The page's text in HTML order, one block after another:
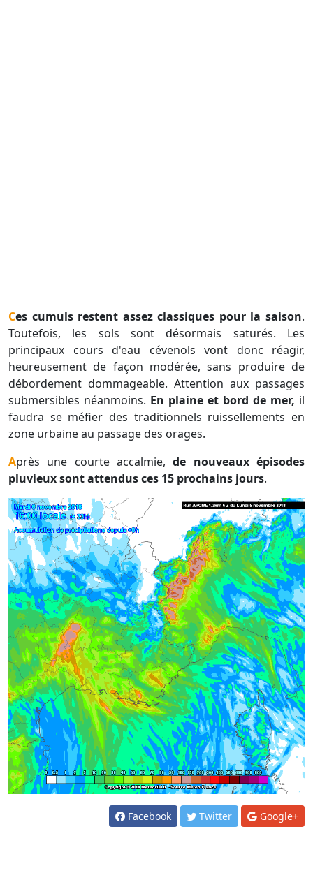
Ces cumuls restent assez classiques pour la saison.
Toutefois, les sols sont désormais saturés. Les
principaux cours d'eau cévenols vont donc réagir,
heureusement de façon modérée, sans produire de
débordement dommageable. Attention aux passages
submersibles néanmoins. En plaine et bord de mer, il
faudra se méfier des traditionnels ruissellements en
zone urbaine au passage des orages.
Après une courte accalmie,de nouveaux épisodes
pluvieux sont attendus ces 15 prochains jours.
Facebook Twitter Google+